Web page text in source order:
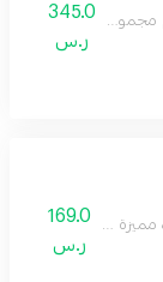
عطور جميلة
345.0
ر.س
مميزة وفريدة
169.0
ر.س